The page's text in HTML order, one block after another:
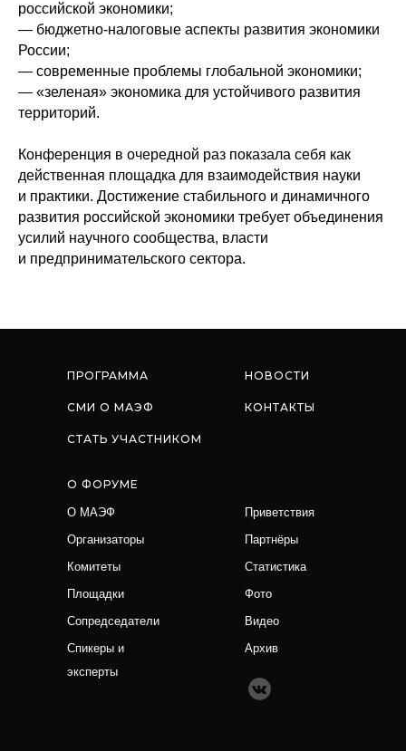
российской экономики;
— бюджетно-налоговые аспекты развития экономики
России;
— современные проблемы глобальной экономики;
— «зеленая» экономика для устойчивого развития
территорий.
Конференция в очередной раз показала себя как
действенная площадка для взаимодействия науки
и практики. Достижение стабильного и динамичного
развития российской экономики требует объединения
усилий научного сообщества, власти
и предпринимательского сектора.
ПРОГРАММА
О ФОРУМЕ
О МАЭФ
Площадки
Приветствия
Фото
НОВОСТИ
СМИ О МАЭФ
СТАТЬ УЧАСТНИКОМ
КОНТАКТЫ
Организаторы
Комитеты
Сопредседатели
Спикеры и
эксперты
Партнёры
Статистика
Архив
Видео